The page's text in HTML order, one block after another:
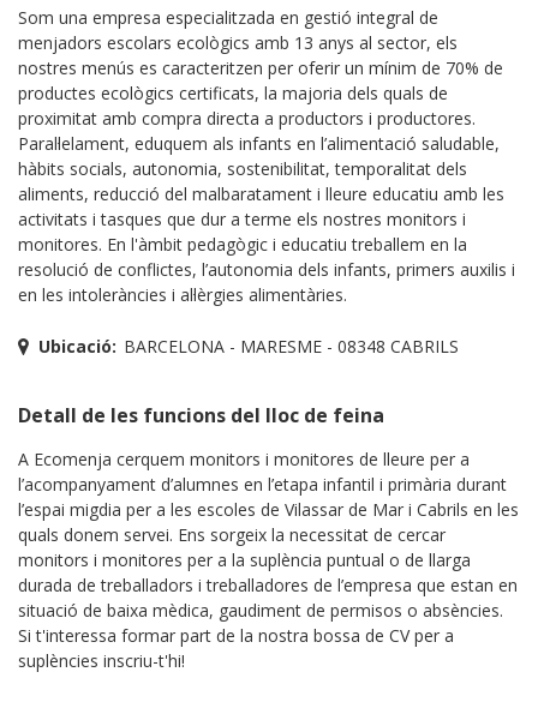
Som una empresa especialitzada en gestió integral de
menjadors escolars ecològics amb 13 anys al sector, els
nostres menús es caracteritzen per oferir un mínim de 70% de
productes ecològics certificats, la majoria dels quals de
proximitat amb compra directa a productors i productores.
Paral·lelament, eduquem als infants en l’alimentació saludable,
hàbits socials, autonomia, sostenibilitat, temporalitat dels
aliments, reducció del malbaratament i lleure educatiu amb les
activitats i tasques que dur a terme els nostres monitors i
monitores. En l'àmbit pedagògic i educatiu treballem en la
resolució de conflictes, l’autonomia dels infants, primers auxilis i
en les intoleràncies i al·lèrgies alimentàries.
Ubicació: BARCELONA - MARESME - 08348 CABRILS
Detall de les funcions del lloc de feina
A Ecomenja cerquem monitors i monitores de lleure per a
l’acompanyament d’alumnes en l’etapa infantil i primària durant
l’espai migdia per a les escoles de Vilassar de Mar i Cabrils en les
quals donem servei. Ens sorgeix la necessitat de cercar
monitors i monitores per a la suplència puntual o de llarga
durada de treballadors i treballadores de l’empresa que estan en
situació de baixa mèdica, gaudiment de permisos o absències.
Si t'interessa formar part de la nostra bossa de CV per a
suplències inscriu-t'hi!